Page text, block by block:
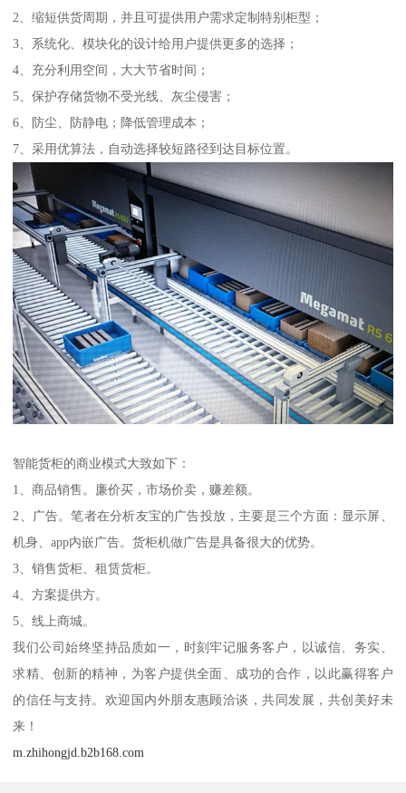
2、缩短供货周期，并且可提供用户需求定制特别柜型；
3、系统化、模块化的设计给用户提供更多的选择；
4、充分利用空间，大大节省时间；
5、保护存储货物不受光线、灰尘侵害；
6、防尘、防静电；降低管理成本；
7、采用优算法，自动选择较短路径到达目标位置。
智能货柜的商业模式大致如下：
1、商品销售。廉价买，市场价卖，赚差额。
2、广告。笔者在分析友宝的广告投放，主要是三个方面：显示屏、
机身、app内嵌广告。货柜机做广告是具备很大的优势。
3、销售货柜、租赁货柜。
4、方案提供方。
5、线上商城。
我们公司始终坚持品质如一，时刻牢记服务客户，以诚信、务实、
求精、创新的精神，为客户提供全面、成功的合作，以此赢得客户
的信任与支持。欢迎国内外朋友惠顾洽谈，共同发展，共创美好未
来！
m.zhihongjd.b2b168.com